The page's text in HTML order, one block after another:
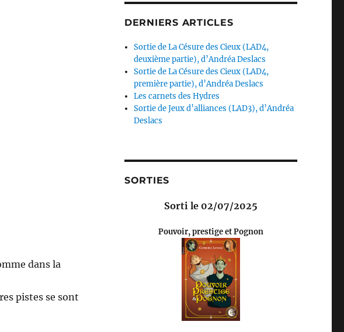
dans la
pistes se sont
DERNIERS ARTICLES
Sortie de La Césure des Cieux (LAD4,
deuxième partie), d’Andréa Deslacs
Sortie de La Césure des Cieux (LAD4,
première partie), d’Andréa Deslacs
Les carnets des Hydres
Sortie de Jeux d’alliances (LAD3), d’Andréa
Deslacs
SORTIES
Sorti le 02/07/2025
Pouvoir, prestige et Pognon